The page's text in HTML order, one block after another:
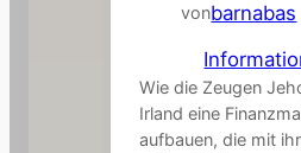
vonbarnabas
Wie die Zeugen
Irland eine
aufbauen, die mit